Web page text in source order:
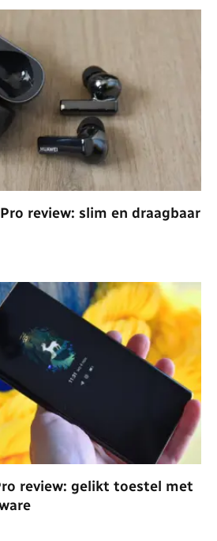
review: slim en draagbaar
review: gelikt toestel met